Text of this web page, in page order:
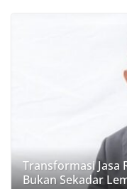
Transformasi Jasa
Bukan Sekadar